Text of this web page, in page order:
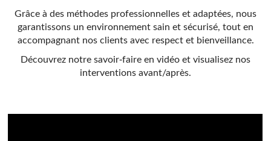
Grâce à des méthodes professionnelles et adaptées, nous
garantissons un environnement sain et sécurisé, tout en
accompagnant nos clients avec respect et bienveillance.
Découvrez notre savoir-faire en vidéo et visualisez nos
interventions avant/après.